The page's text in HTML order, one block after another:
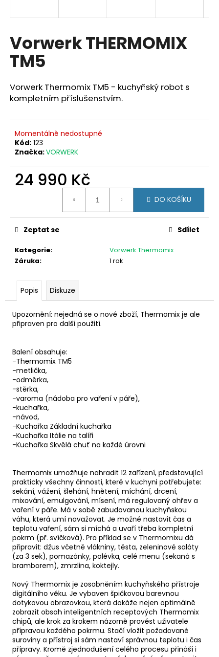
Vorwerk THERMOMIX
TM5
Vorwerk Thermomix TM5 - kuchyňský robot s
kompletním příslušenstvím.
Momentálně nedostupné
Kód: 123
Značka:VORWERK
24 990 Kč
DO KOŠÍKU
Kategorie:
Vorwerk Thermomix
Záruka: 1 rok
Zeptat se Sdílet
Popis Diskuze
Upozornění: nejedná se o nové zboží, Thermomix je ale
připraven pro další použití.
Balení obsahuje:
-Thermomix TM5
-metlička,
-odměrka,
-stěrka,
-varoma (nádoba pro vaření v páře),
-kuchařka,
-návod,
-Kuchařka Základní kuchařka
-Kuchařka Itálie na talíři
-Kuchařka Skvělá chuť na každé úrovni
Thermomix umožňuje nahradit 12 zařízení, představující
prakticky všechny činnosti, které v kuchyni potřebujete:
sekání, vážení, šlehání, hnětení, míchání, drcení,
mixování, emulgování, mísení, má regulovaný ohřev a
vaření v páře. Má v sobě zabudovanou kuchyňskou
váhu, která umí navažovat. Je možné nastavit čas a
teplotu vaření, sám si míchá a uvaří třeba kompletní
pokrm (př. svíčková). Pro příklad se v Thermomixu dá
připravit: džus včetně vlákniny, těsta, zeleninové saláty
(za 3 sek), pomazánky, polévka, celé menu (sekaná s
bramborem), zmrzlina, koktejly.
Nový Thermomix je zosobněním kuchyňského přístroje
digitálního věku. Je vybaven špičkovou barevnou
dotykovou obrazovkou, která dokáže nejen optimálně
zobrazit obsah inteligentních receptových Thermomix
chipů, ale krok za krokem názorně provést uživatele
přípravou každého pokrmu. Stačí vložit požadované
suroviny a přístroj si sám nastaví správnou teplotu i čas
přípravy. Kromě zjednodušení celého procesu přináší i
í
t
?
D
o
p
o
č
u
e
m
VYSAVAČ
VORWERK
VK200
+
11
290
Kč
Původně:
13
590
Kč